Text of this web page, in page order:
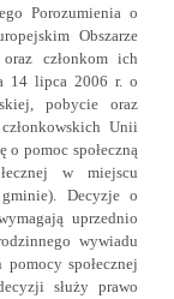
Porozumienia o
Obszarze
członkom ich
14 lipca 2006 r. o
pobycie oraz
Unii
o pomoc społeczną
w miejscu
Decyzje o
uprzednio
wywiadu
społecznej
służy prawo